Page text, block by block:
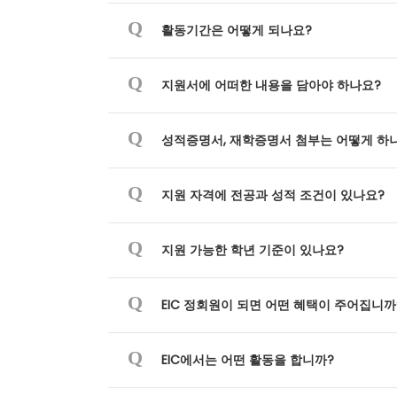
Q 활동기간은 어떻게 되나요?
Q 지원서에 어떠한 내용을 담아야 하나요?
Q 성적증명서, 재학증명서 첨부는 어떻게 하
Q 지원 자격에 전공과 성적 조건이 있나요?
Q 지원 가능한 학년 기준이 있나요?
Q EIC 정회원이 되면 어떤 혜택이 주어집니
Q EIC에서는 어떤 활동을 합니까?